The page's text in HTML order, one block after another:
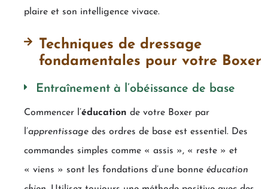
plaire et son intelligence vivace.
Techniques de dressage
fondamentales pour votre Boxer
Entraînement à l’obéissance de base
Commencer l’éducation de votre Boxer par
l’apprentissage des ordres de base est essentiel. Des
commandes simples comme « assis », « reste » et
« viens » sont les fondations d’une bonne éducation